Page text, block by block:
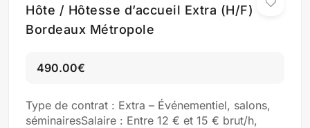
Hôte / Hôtesse d’accueil Extra (H/F)
Bordeaux Métropole
490.00€
Type de contrat : Extra – Événementiel, salons,
séminairesSalaire : Entre 12 € et 15 € brut/h,